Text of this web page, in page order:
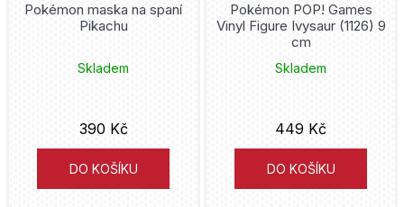
Perfect Order
Pokémon maska na spaní
Pikachu
Skladem
390 Kč
DO KOŠÍKU
Pokémon POP! Games
Vinyl Figure Ivysaur (1126) 9
cm
Skladem
449 Kč
DO KOŠÍKU